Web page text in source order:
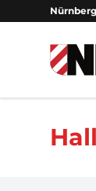
NIB -